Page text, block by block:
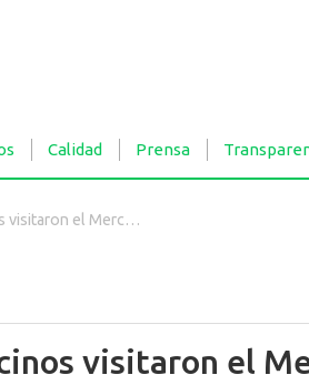
Calidad Prensa
el Mercado Central
visitaron el